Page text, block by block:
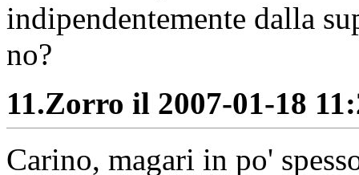
indipendentemente dalla
no?
11.Zorro il 2007-01-18
Carino, magari in po'